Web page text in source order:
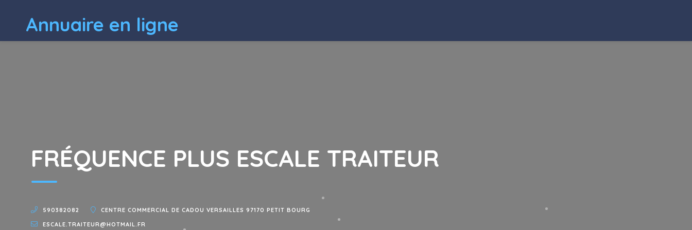
Annuaire en ligne
FRÉQUENCE PLUS ESCALE TRAITEUR
590382082
CENTRE COMMERCIAL DE CADOU VERSAILLES 97170 PETIT BOURG
ESCALE.TRAITEUR@HOTMAIL.FR